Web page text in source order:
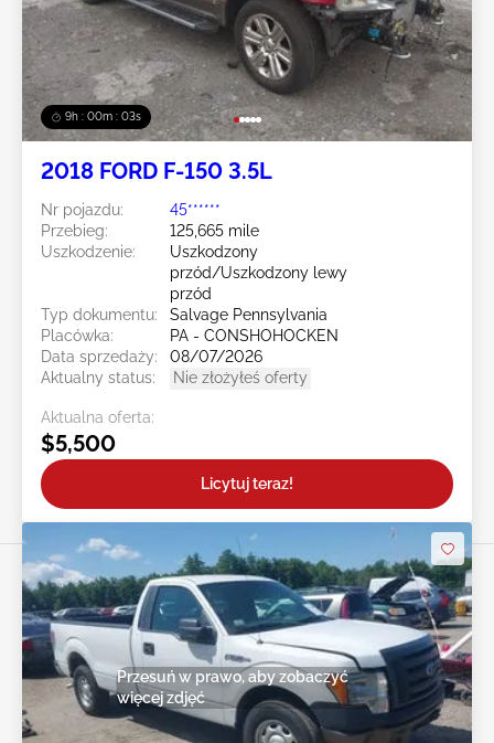
9h : 00m : 01s
2018 FORD F-150 3.5L
Nr pojazdu:
45******
Przebieg:
125,665 mile
Uszkodzenie:
Uszkodzony
przód/Uszkodzony lewy
przód
Typ dokumentu:
Salvage Pennsylvania
Placówka:
PA - CONSHOHOCKEN
Data sprzedaży:
08/07/2026
Aktualny status:
Nie złożyłeś oferty
Aktualna oferta:
$5,500
Licytuj teraz!
Przesuń w prawo, aby zobaczyć
więcej zdjęć